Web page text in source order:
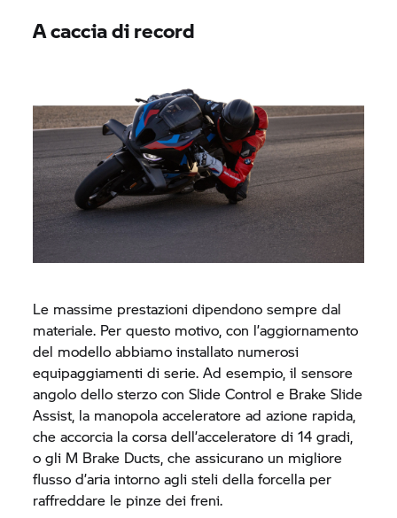
A caccia di record
Le massime prestazioni dipendono sempre dal
materiale. Per questo motivo, con l’aggiornamento
del modello abbiamo installato numerosi
equipaggiamenti di serie. Ad esempio, il sensore
angolo dello sterzo con Slide Control e Brake Slide
Assist, la manopola acceleratore ad azione rapida,
che accorcia la corsa dell’acceleratore di 14 gradi,
o gli M Brake Ducts, che assicurano un migliore
flusso d’aria intorno agli steli della forcella per
raffreddare le pinze dei freni.